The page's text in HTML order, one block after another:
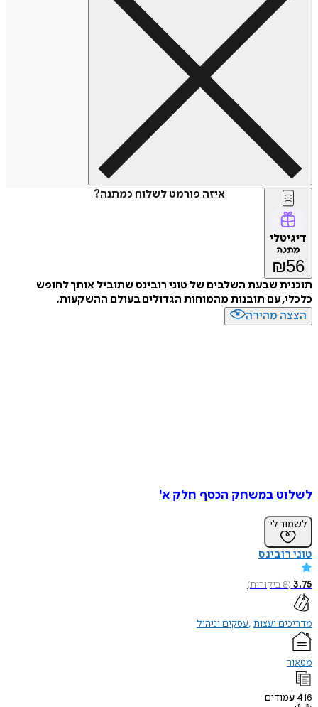
איזה פורמט לשלוח כמתנה?
דיגיטלי
מתנה
₪56
תוכנית שבעת השלבים של טוני רובינס שתוביל אותך לחופש
כלכלי, עם תובנות מהמוחות הגדולים בעולם ההשקעות.
הצצה מהירה
לשלוט במשחק הכסף חלק א'
לשמור לי
טוני רובינס
3.75
(
8ביקורות)
מדריכים ועצות עסקים וניהול
מטאור
416 עמודים